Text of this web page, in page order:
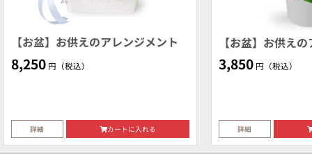
【お盆】お供えのアレンジメント
8,250 円（税込）
詳細 カートに入れる
【お盆】お供え
3,850 円（税込）
詳細